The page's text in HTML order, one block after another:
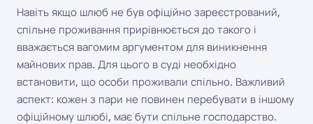
Навіть якщо шлюб не був офіційно зареєстрований,
спільне проживання прирівнюється до такого і
вважається вагомим аргументом для виникнення
майнових прав. Для цього в суді необхідно
встановити, що особи проживали спільно. Важливий
аспект: кожен з пари не повинен перебувати в іншому
офіційному шлюбі, має бути спільне господарство.